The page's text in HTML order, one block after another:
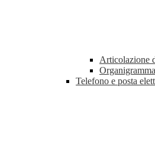
Articolazione
Organigramma
Telefono e posta